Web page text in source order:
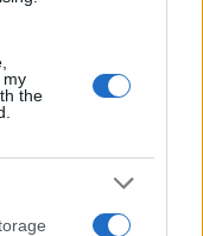
my
the
Οι αιτίες πίσω από